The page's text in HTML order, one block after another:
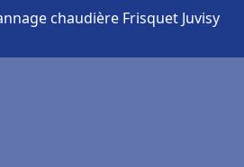
chaudière Frisquet Juvisy